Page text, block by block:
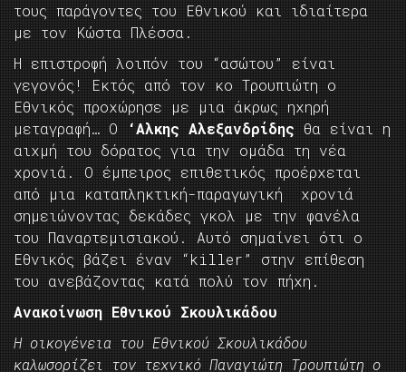
τους παράγοντες του Εθνικού και ιδιαίτερα
με τον Κώστα Πλέσσα.
Η επιστροφή λοιπόν του “ασώτου” είναι
γεγονός! Εκτός από τον κο Τρουπιώτη ο
Εθνικός προχώρησε με μια άκρως ηχηρή
μεταγραφή… Ο
‘Αλκης Αλεξανδρίδης θα είναι η
αιχμή του δόρατος για την ομάδα τη νέα
χρονιά. Ο έμπειρος επιθετικός προέρχεται
από μια καταπληκτική-παραγωγική χρονιά
σημειώνοντας δεκάδες γκολ με την φανέλα
του Παναρτεμισιακού. Αυτό σημαίνει ότι ο
Εθνικός βάζει έναν “killer” στην επίθεση
του ανεβάζοντας κατά πολύ τον πήχη.
Ανακοίνωση Εθνικού Σκουλικάδου
Η οικογένεια του Εθνικού Σκουλικάδου
καλωσορίζει τον τεχνικό Παναγιώτη Τρουπιώτη ο